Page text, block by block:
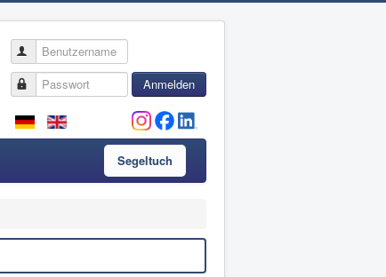
Benutzername
Passwort
Anmelden
Segeltuch